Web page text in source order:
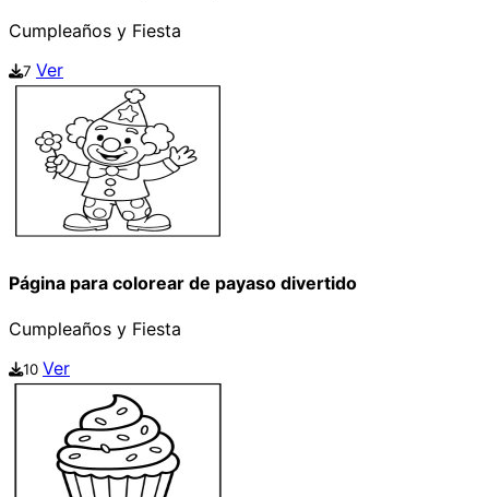
Cumpleaños y Fiesta
7 Ver
Página para colorear de payaso divertido
Cumpleaños y Fiesta
10 Ver